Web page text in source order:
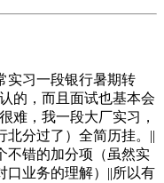
实习一段银行暑期转
的，而且面试也基本会
难，我一段大厂实习，
北分过了）全简历挂。||
不错的加分项（虽然实
口业务的理解）||所以有